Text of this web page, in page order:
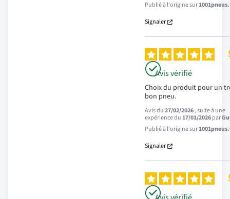
Publié à l'origine sur
Signaler
Avis vérifié
Choix du produit pour un
bon pneu.
Avis du27/02/2026, suite à une
expérience du17/01/2026par
Publié à l'origine sur
Signaler